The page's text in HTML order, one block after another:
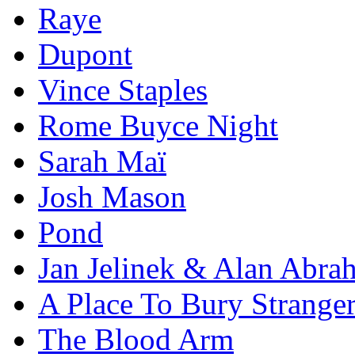
Raye
Dupont
Vince Staples
Rome Buyce Night
Sarah Maï
Josh Mason
Pond
Jan Jelinek & Alan
A Place To Bury
The Blood Arm